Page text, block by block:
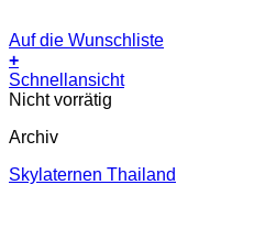
Auf die Wunschliste
+
Schnellansicht
Nicht vorrätig
Archiv
Skylaternen Thailand